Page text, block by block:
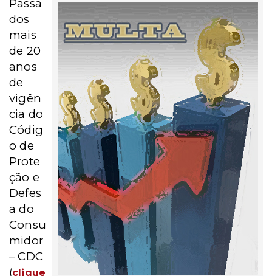
Passa
dos
mais
de 20
anos
de
vigên
cia do
Códig
o de
Prote
ção e
Defes
a do
Consu
midor
– CDC
(clique